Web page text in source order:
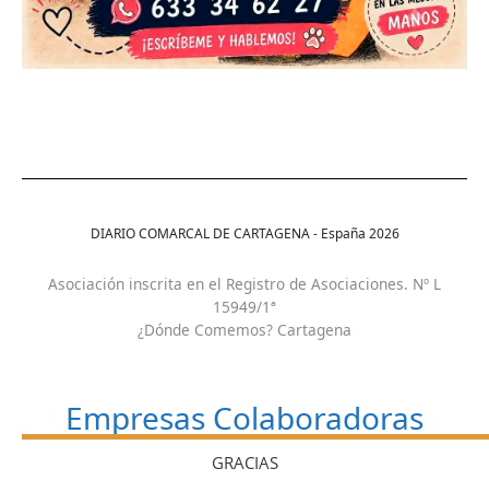
DIARIO COMARCAL DE CARTAGENA - España 2026
Asociación inscrita en el Registro de Asociaciones. Nº L
15949/1ª
¿Dónde Comemos? Cartagena
Empresas Colaboradoras
GRACIAS